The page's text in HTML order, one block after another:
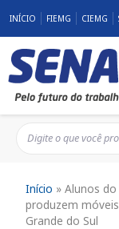
INÍCIO FIEMG CIEMG
Início »Alunos do
produzem
Grande do Sul